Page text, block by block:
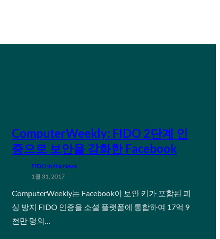
ComputerWeekly: FIDO 2단계 인
증으로 보안을 강화한 Facebook
FIDO in the News
1월 31, 2017
ComputerWeekly는 Facebook이 보안 키가 포함된 피
싱 방지 FIDO 인증을 소셜 플랫폼에 통합하여 17억 9
천만 명의…